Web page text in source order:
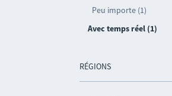
Peu importe (1)
Avec temps réel (1)
RÉGIONS